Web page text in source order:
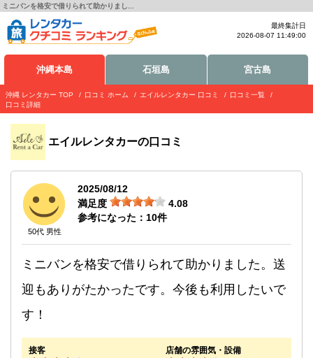
ミニバンを格安で借りられて助かりまし...
最終集計日
2026-08-07 11:49:00
沖縄本島 石垣島 宮古島
沖縄 レンタカー TOP 口コミ ホーム エイルレンタカー 口コミ
口コミ一覧
口コミ詳細
エイルレンタカーの口コミ
50代 男性
2025/08/12
満足度
4.08
参考になった： 10件
ミニバンを格安で借りられて助かりました。送
迎もありがたかったです。今後も利用したいで
す！
接客 店舗の雰囲気・設備